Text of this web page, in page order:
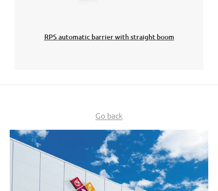
RPS automatic barrier with straight boom
Go back